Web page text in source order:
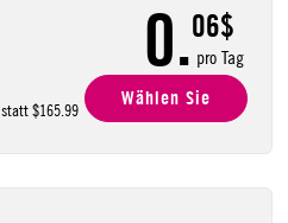
statt$165.99
0.06$
pro Tag
Wählen Sie